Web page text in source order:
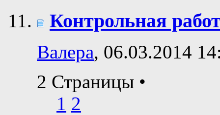
Контрольная
Валера, 06.03.2014
2 Страницы •
1 2